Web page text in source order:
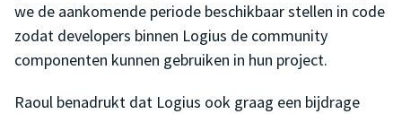
we de aankomende periode beschikbaar stellen in code
zodat developers binnen Logius de community
componenten kunnen gebruiken in hun project.
Raoul benadrukt dat Logius ook graag een bijdrage